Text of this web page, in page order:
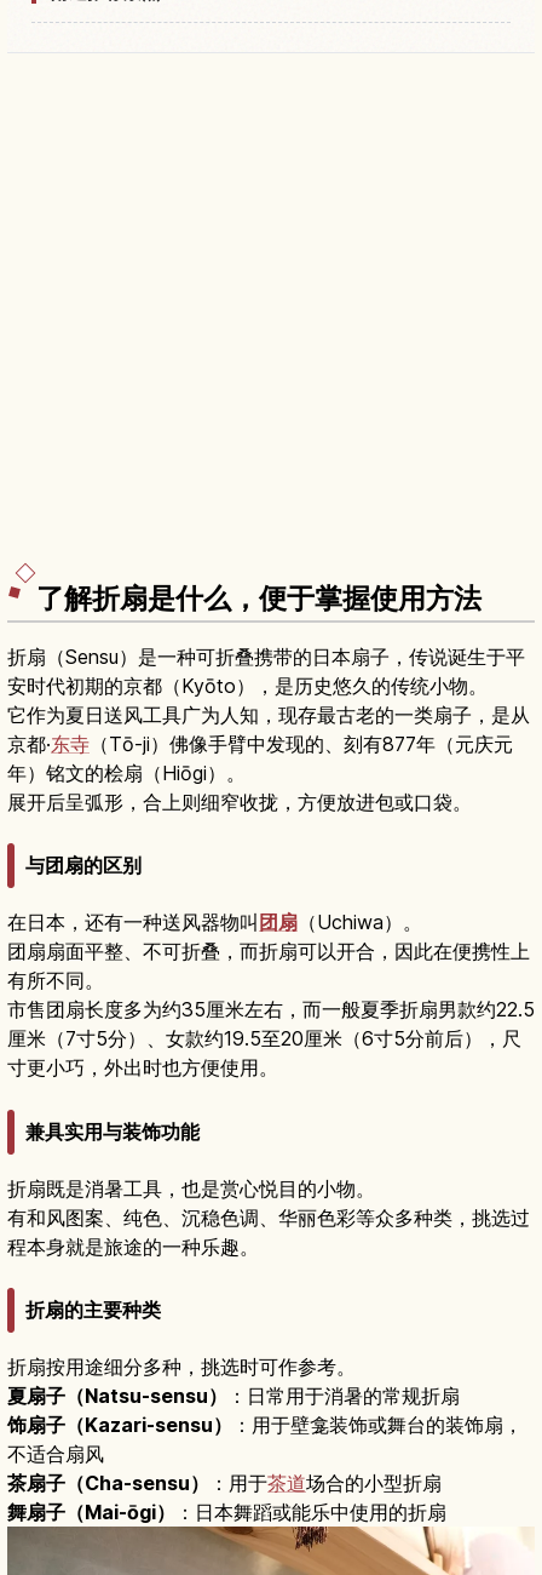
了解折扇是什么，便于掌握使用方法
折扇（Sensu）是一种可折叠携带的日本扇子，传说诞生于平
安时代初期的京都（Kyōto），是历史悠久的传统小物。
它作为夏日送风工具广为人知，现存最古老的一类扇子，是从
京都·东寺 （Tō-ji）佛像手臂中发现的、刻有877年（元庆元
年）铭文的桧扇（Hiōgi）。
展开后呈弧形，合上则细窄收拢，方便放进包或口袋。
与团扇的区别
在日本，还有一种送风器物叫 团扇 （Uchiwa）。
团扇扇面平整、不可折叠，而折扇可以开合，因此在便携性上
有所不同。
市售团扇长度多为约35厘米左右，而一般夏季折扇男款约22.5
厘米（7寸5分）、女款约19.5至20厘米（6寸5分前后），尺
寸更小巧，外出时也方便使用。
兼具实用与装饰功能
折扇既是消暑工具，也是赏心悦目的小物。
有和风图案、纯色、沉稳色调、华丽色彩等众多种类，挑选过
程本身就是旅途的一种乐趣。
折扇的主要种类
折扇按用途细分多种，挑选时可作参考。
夏扇子（Natsu-sensu）
：日常用于消暑的常规折扇
饰扇子（Kazari-sensu）
：用于壁龛装饰或舞台的装饰扇，
不适合扇风
茶扇子（Cha-sensu）
：用于茶道场合的小型折扇
舞扇子（Mai-ōgi）
：日本舞蹈或能乐中使用的折扇